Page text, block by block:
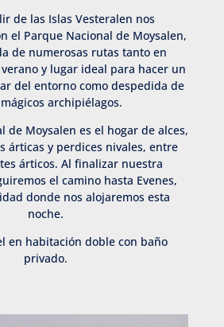
de las Islas Vesteralen nos
el Parque Nacional de Moysalen,
de numerosas rutas tanto en
y lugar ideal para hacer un
del entorno como despedida de
archipiélagos.
de Moysalen es el hogar de alces,
árticas y perdices nivales, entre
árticos. Al finalizar nuestra
el camino hasta Evenes,
donde nos alojaremos esta
noche.
en habitación doble con baño
privado.